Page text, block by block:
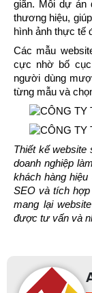
giãn. Mỗi dự án
thương hiệu,
hình ảnh thực tế
Các mẫu
cực nhờ bố cục
người dùng
từng mẫu và
Thiết kế website
doanh nghiệp
khách hàng
SEO và tích
mang lại
được tư vấn và